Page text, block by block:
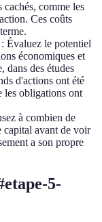
comme les
Ces coûts
: Évaluez le potentiel
économiques et
dans des études
d'actions ont été
les obligations ont
à combien de
capital avant de voir
a son propre
5-